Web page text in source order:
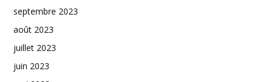
septembre 2023
août 2023
juillet 2023
juin 2023